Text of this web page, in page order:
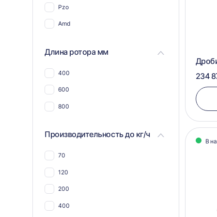
пластмассы
Для пнд
Для угля
Для арболита
Pzo
Amd
Длина ротора мм
400
600
800
Производительность до кг/ч
70
120
200
400
234
В